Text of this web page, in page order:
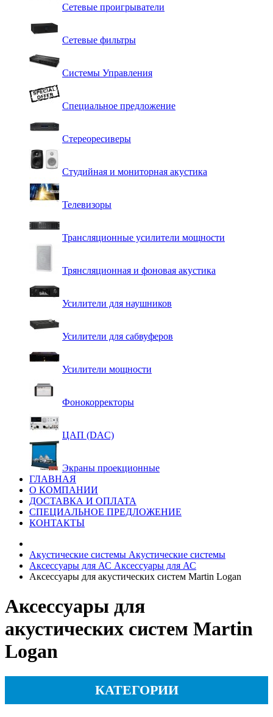
Сетевые проигрыватели
Сетевые фильтры
Системы Управления
Специальное предложение
Стереоресиверы
Студийная и мониторная акустика
Телевизоры
Трансляционные усилители мощности
Трянсляционная и фоновая акустика
Усилители для наушников
Усилители для сабвуферов
Усилители мощности
Фонокорректоры
ЦАП (DAC)
Экраны проекционные
ГЛАВНАЯ
О КОМПАНИИ
ДОСТАВКА И ОПЛАТА
СПЕЦИАЛЬНОЕ ПРЕДЛОЖЕНИЕ
КОНТАКТЫ
Акустические системы Акустические системы
Аксессуары для АС Аксессуары для АС
Аксессуары для акустических систем Martin Logan
Аксессуары для
акустических систем Martin
Logan
КАТЕГОРИИ